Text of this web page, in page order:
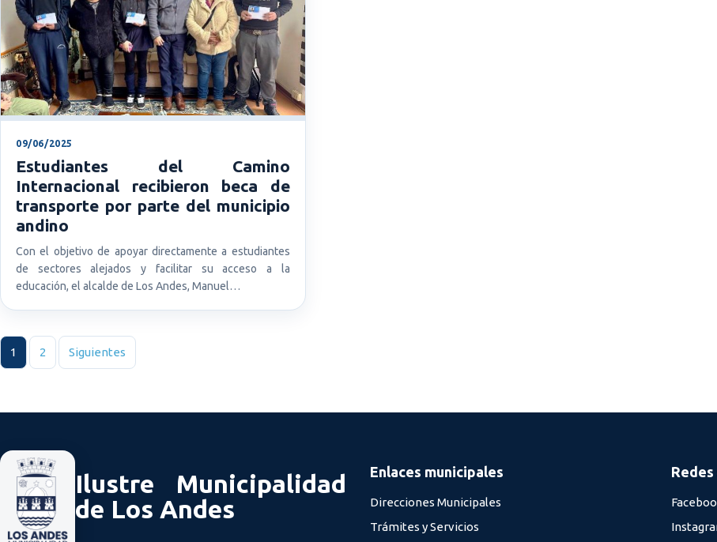
09/06/2025
Estudiantes del Camino
Internacional recibieron beca de
transporte por parte del municipio
andino
Con el objetivo de apoyar directamente a estudiantes
de sectores alejados y facilitar su acceso a la
educación, el alcalde de Los Andes, Manuel…
Paginación de entradas
1 2 Siguientes
Ilustre Municipalidad
de Los Andes
Enlaces municipales
Direcciones Municipales
Trámites y Servicios